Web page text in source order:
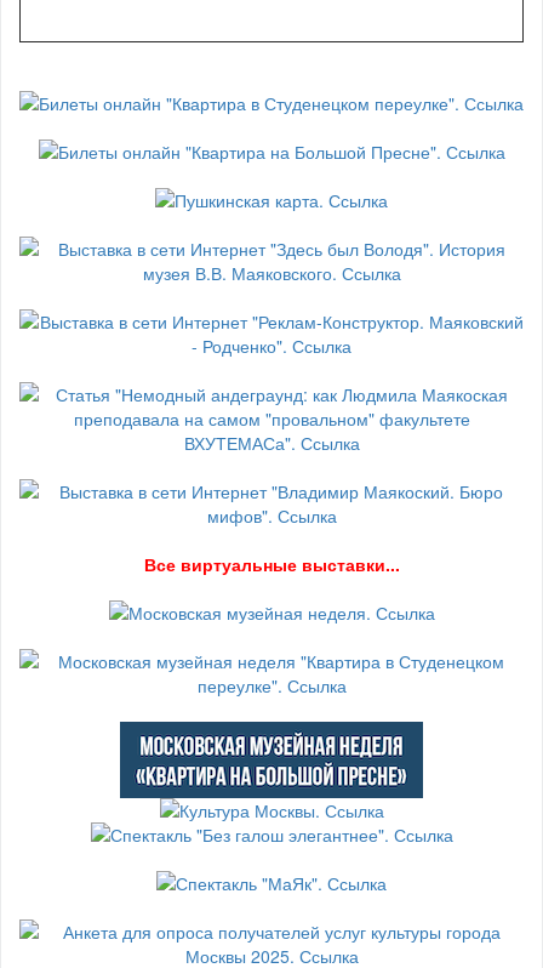
Все виртуальные выставки...